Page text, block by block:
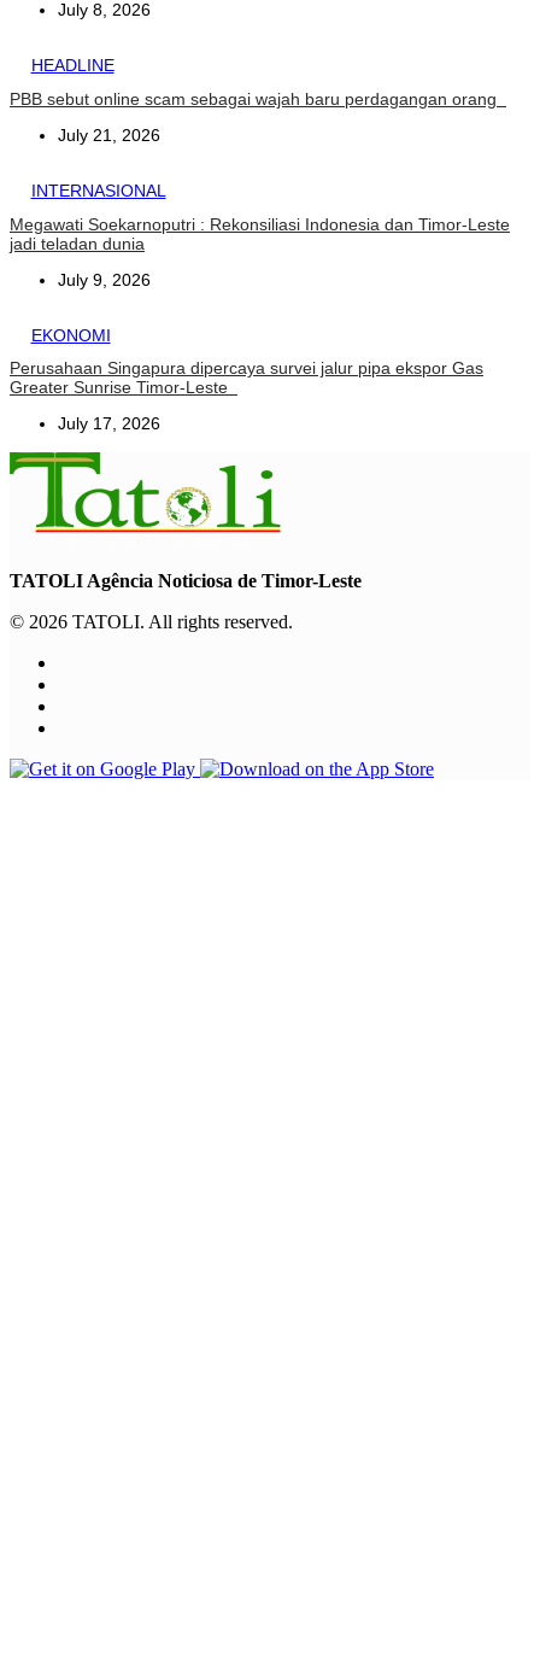
July 8, 2026
HEADLINE
PBB sebut online scam sebagai wajah baru perdagangan orang
July 21, 2026
INTERNASIONAL
Megawati Soekarnoputri : Rekonsiliasi Indonesia dan Timor-Leste
jadi teladan dunia
July 9, 2026
EKONOMI
Perusahaan Singapura dipercaya survei jalur pipa ekspor Gas
Greater Sunrise Timor-Leste
July 17, 2026
TATOLI Agência Noticiosa de Timor-Leste
© 2026 TATOLI. All rights reserved.